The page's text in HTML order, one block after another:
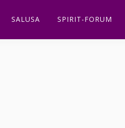
SALUSA SPIRIT-FORUM